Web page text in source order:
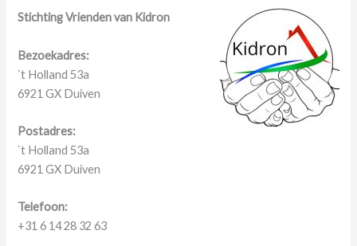
Stichting Vrienden van Kidron
Bezoekadres:
`t Holland 53a
6921 GX Duiven
Postadres:
`t Holland 53a
6921 GX Duiven
Telefoon:
+31 6 14 28 32 63